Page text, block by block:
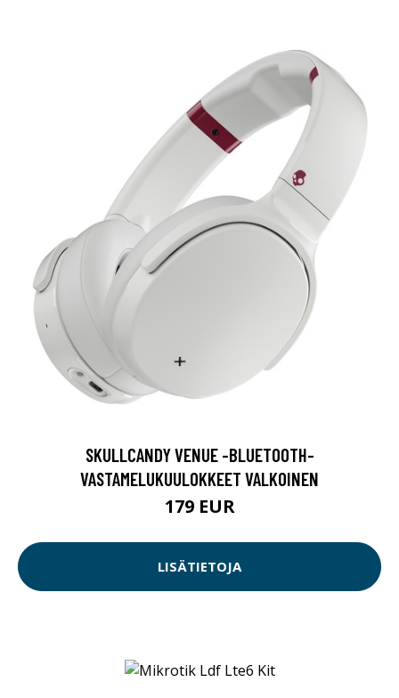
SKULLCANDY VENUE -BLUETOOTH-
VASTAMELUKUULOKKEET VALKOINEN
179 EUR
LISÄTIETOJA